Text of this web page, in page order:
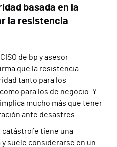
basada en la
la resistencia
de bp y asesor
que la resistencia
tanto para los
para los de negocio. Y
mucho más que tener
ante desastres.
catástrofe tiene una
suele considerarse en un